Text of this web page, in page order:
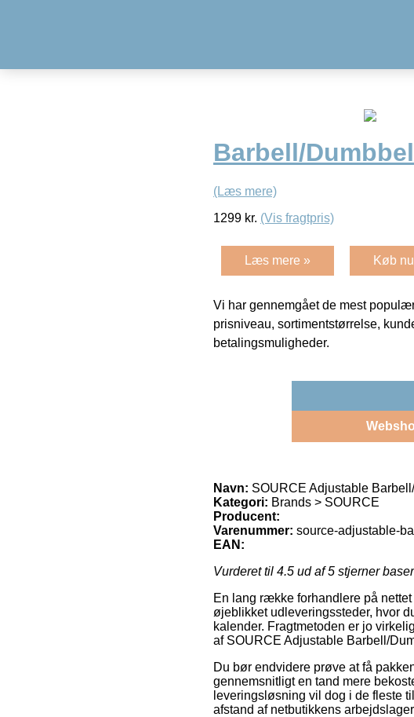
Barbell/
(Læs mere)
1299 kr. (Vis fragtpris)
Læs mere » Køb
Vi har gennemgået de mest
prisniveau, sortimentstørrelse,
betalingsmuligheder.
Navn: SOURCE Adjustable
Kategori: Brands > SOURCE
Producent:
Varenummer: source-adjustable-
EAN:
Vurderet til 4.5 ud af 5 stjerner
En lang række forhandlere på
øjeblikket udleveringssteder, hvor
kalender. Fragtmetoden er jo
af SOURCE Adjustable Barbell/
Du bør endvidere prøve at få
gennemsnitligt en tand mere
leveringsløsning vil dog i de fleste
afstand af netbutikkens